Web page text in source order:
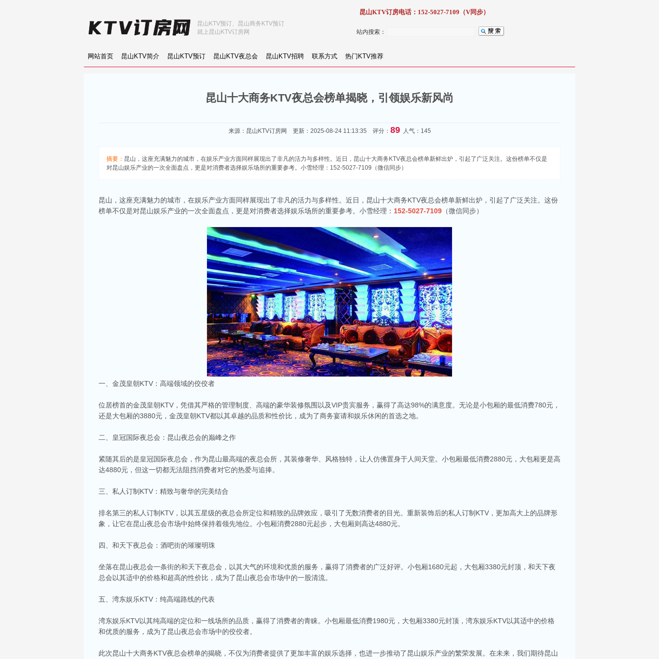
站内搜索：
网站首页 昆山KTV简介 昆山KTV预订 昆山KTV夜总会 昆山KTV招聘 联系方式 热门KTV推荐
昆山KTV预订、昆山商务KTV预订
就上昆山KTV订房网
昆山KTV订房电话：152-5027-7109（V同步）
相关推荐
昆山天外天KTV以其优雅的环境和周到的服务著称。这里不仅拥有现代的音响设备和豪华的装修，还有专业的调酒师和服务人员全程为你服务。每间包房都配备了大屏幕投影及高质量音
昆山ktv哪个比较好-昆山八大比较好的ktv娱乐会所推荐
昆山，一座充满活力与魅力的城市，以其丰富的美食、独特的文化和而闻名。如果你想要体验一场嗨翻天的夜晚，KTV绝对是不可或缺的选择。在昆山，有许多高端KTV会所可供选择，
昆山十大商务KTV夜总会榜单揭晓，引领娱乐新风尚
来源： 昆山KTV订房网 更新：2025-08-24 11:13:35 评分： 89人气：145
摘要： 昆山，这座充满魅力的城市，在娱乐产业方面同样展现出了非凡的活力与多样性。近日，昆山十大商务KTV夜总会榜单新鲜出炉，引起了广泛关注。这份榜单不仅是
对昆山娱乐产业的一次全面盘点，更是对消费者选择娱乐场所的重要参考。小雪经理：152-5027-7109（微信同步）
昆山，这座充满魅力的城市，在娱乐产业方面同样展现出了非凡的活力与多样性。近日，昆山十大商务KTV夜总会榜单新鲜出炉，引起了广泛关注。这份
榜单不仅是对昆山娱乐产业的一次全面盘点，更是对消费者选择娱乐场所的重要参考。小雪经理： 152-5027-7109 （微信同步）
一、金茂皇朝KTV：高端领域的佼佼者
位居榜首的金茂皇朝KTV，凭借其严格的管理制度、高端的豪华装修氛围以及VIP贵宾服务，赢得了高达98%的满意度。无论是小包厢的最低消费780元，
还是大包厢的3880元，金茂皇朝KTV都以其卓越的品质和性价比，成为了商务宴请和娱乐休闲的首选之地。
二、皇冠国际夜总会：昆山夜总会的巅峰之作
紧随其后的是皇冠国际夜总会，作为昆山最高端的夜总会所，其装修奢华、风格独特，让人仿佛置身于人间天堂。小包厢最低消费2880元，大包厢更是高
达4880元，但这一切都无法阻挡消费者对它的热爱与追捧。
三、私人订制KTV：精致与奢华的完美结合
排名第三的私人订制KTV，以其五星级的夜总会所定位和精致的品牌效应，吸引了无数消费者的目光。重新装饰后的私人订制KTV，更加高大上的品牌形
象，让它在昆山夜总会市场中始终保持着领先地位。小包厢消费2880元起步，大包厢则高达4880元。
四、和天下夜总会：酒吧街的璀璨明珠
坐落在昆山夜总会一条街的和天下夜总会，以其大气的环境和优质的服务，赢得了消费者的广泛好评。小包厢1680元起，大包厢3380元封顶，和天下夜
总会以其适中的价格和超高的性价比，成为了昆山夜总会市场中的一股清流。
五、湾东娱乐KTV：纯高端路线的代表
湾东娱乐KTV以其纯高端的定位和一线场所的品质，赢得了消费者的青睐。小包厢最低消费1980元，大包厢3380元封顶，湾东娱乐KTV以其适中的价格
和优质的服务，成为了昆山夜总会市场中的佼佼者。
此次昆山十大商务KTV夜总会榜单的揭晓，不仅为消费者提供了更加丰富的娱乐选择，也进一步推动了昆山娱乐产业的繁荣发展。在未来，我们期待昆山